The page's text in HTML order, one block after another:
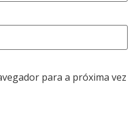
para a próxima vez